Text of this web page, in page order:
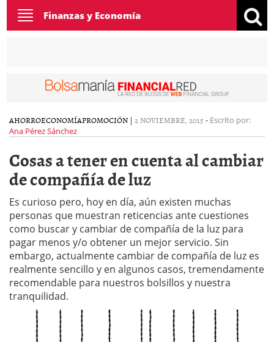
Toggle
navigation
Finanzas y Economía
AHORROECONOMÍAPROMOCIÓN | 2 NOVIEMBRE, 2015 - Escrito por:
Ana Pérez Sánchez
Cosas a tener en cuenta al cambiar
de compañía de luz
Es curioso pero, hoy en día, aún existen muchas
personas que muestran reticencias ante cuestiones
como buscar y cambiar de compañía de la luz para
pagar menos y/o obtener un mejor servicio. Sin
embargo, actualmente cambiar de compañía de luz es
realmente sencillo y en algunos casos, tremendamente
recomendable para nuestros bolsillos y nuestra
tranquilidad.